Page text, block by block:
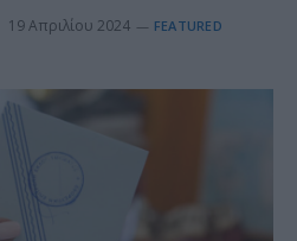
19 Απριλίου 2024 FEATURED